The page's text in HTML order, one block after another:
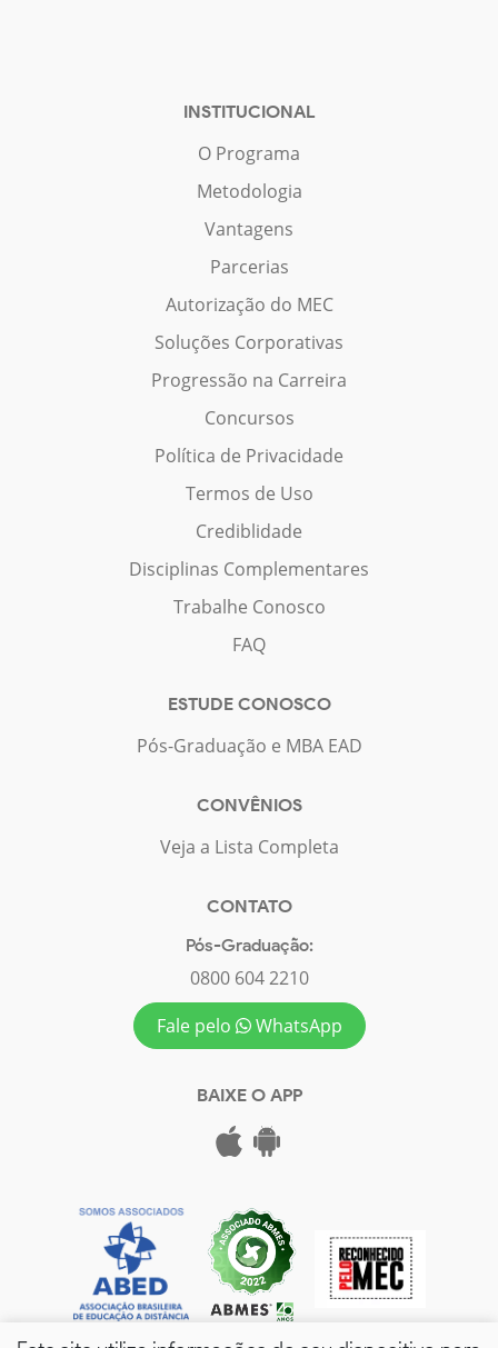
INSTITUCIONAL
O Programa
Metodologia
Vantagens
Parcerias
Autorização do MEC
Soluções Corporativas
Progressão na Carreira
Concursos
Política de Privacidade
Termos de Uso
Crediblidade
Disciplinas Complementares
Trabalhe Conosco
FAQ
ESTUDE CONOSCO
Pós-Graduação e MBA EAD
CONVÊNIOS
Veja a Lista Completa
CONTATO
Pós-Graduação:
0800 604 2210
Fale pelo
WhatsApp
BAIXE O APP